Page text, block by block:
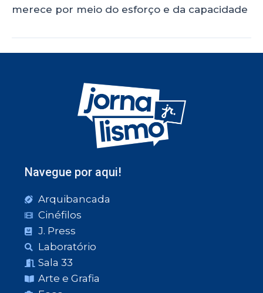
merece por meio do esforço e da capacidade
Navegue por aqui!
Arquibancada
Cinéfilos
J. Press
Laboratório
Sala 33
Arte e Grafia